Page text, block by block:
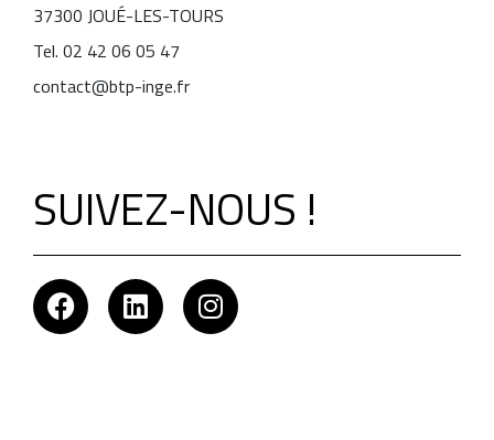
37300 JOUÉ-LES-TOURS
Tel. 02 42 06 05 47
contact@btp-inge.fr
SUIVEZ-NOUS !